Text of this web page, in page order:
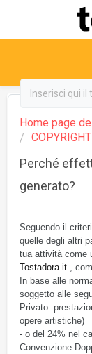
Home page
Perché
generato?
Seguendo il
quelle degli altri
tua attività come
Tostadora.it ,
In base alle
soggetto alle
Privato:
opere artistiche)
- o del 24% nel
Convenzione